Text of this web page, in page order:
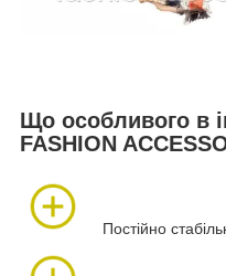
Що особливого в
FASHION
Постійно